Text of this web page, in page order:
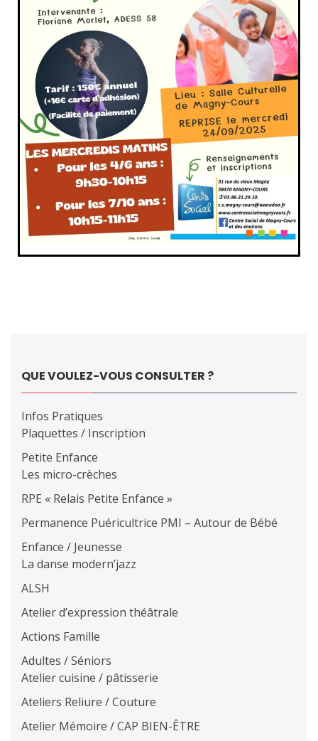
QUE VOULEZ-VOUS CONSULTER ?
Infos Pratiques
Plaquettes / Inscription
Petite Enfance
Les micro-crèches
RPE « Relais Petite Enfance »
Permanence Puéricultrice PMI – Autour de Bébé
Enfance / Jeunesse
La danse modern’jazz
ALSH
Atelier d’expression théâtrale
Actions Famille
Adultes / Séniors
Atelier cuisine / pâtisserie
Ateliers Reliure / Couture
Atelier Mémoire / CAP BIEN-ÊTRE